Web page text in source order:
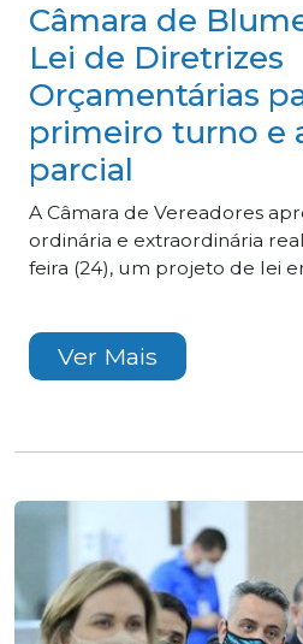
Câmara de
Lei de Diretrizes
Orçamentárias
primeiro turno e
parcial
A Câmara de Vereadores
ordinária e extraordinária
feira (24), um projeto de lei
Ver Mais